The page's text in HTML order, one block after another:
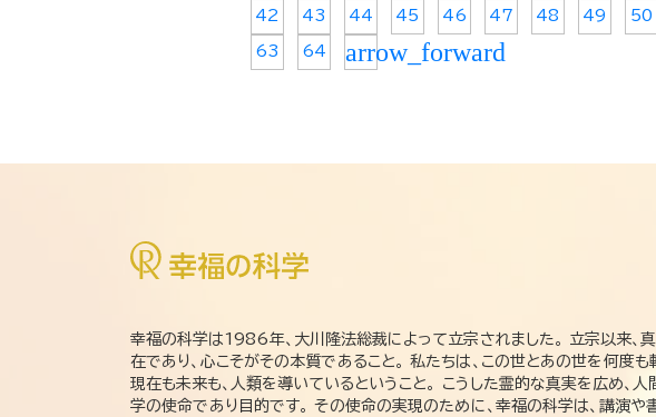
42 43 44 45 46 47 48 49 50
63 64 arrow_forward
幸福の科学は1986年、大川隆法総裁によって立宗されました。 立宗以来、
在であり、心こそがその本質であること。 私たちは、この世とあの世を何度
現在も未来も、人類を導いているということ。 こうした霊的な真実を広め、
学の使命であり目的です。 その使命の実現のために、幸福の科学は、講演